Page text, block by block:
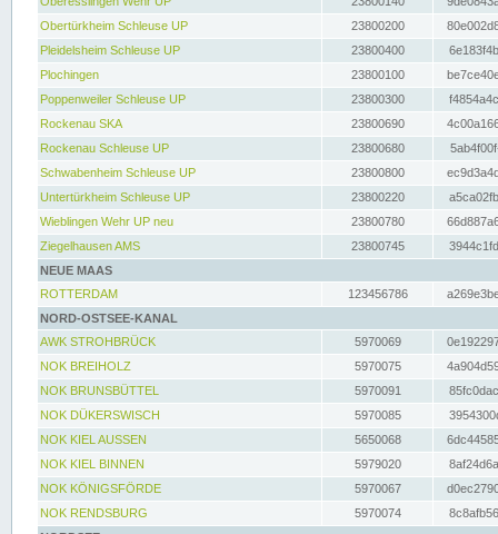
Obertürkheim Schleuse UP
23800200
Pleidelsheim Schleuse UP
23800400
Plochingen
23800100
Poppenweiler Schleuse UP
23800300
Rockenau SKA
23800690
Rockenau Schleuse UP
23800680
Schwabenheim Schleuse UP
23800800
Untertürkheim Schleuse UP
23800220
Wieblingen Wehr UP neu
23800780
Ziegelhausen AMS
23800745
NEUE MAAS
ROTTERDAM
123456786
NORD-OSTSEE-KANAL
AWK STROHBRÜCK
5970069
NOK BREIHOLZ
5970075
NOK BRUNSBÜTTEL
5970091
NOK DÜKERSWISCH
5970085
NOK KIEL AUSSEN
5650068
NOK KIEL BINNEN
5979020
NOK KÖNIGSFÖRDE
5970067
NOK RENDSBURG
5970074